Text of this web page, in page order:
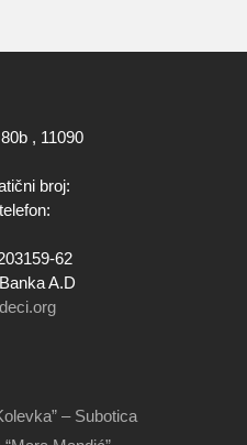
, 11090
broj:
62
A.D
– Subotica